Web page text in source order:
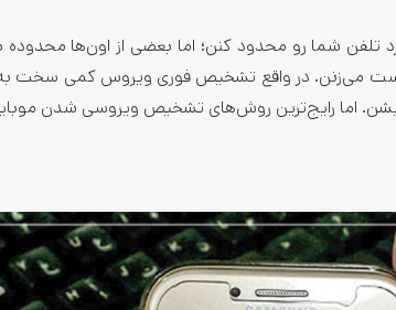
شما رو محدود کنن؛ اما بعضی از اون‌ها
می‌زنن. در واقع تشخیص فوری ویروس کمی سخت به
اما رایج‌ترین روش‌های تشخیص ویروسی شدن موبایل